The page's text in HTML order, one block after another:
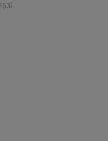
(53)